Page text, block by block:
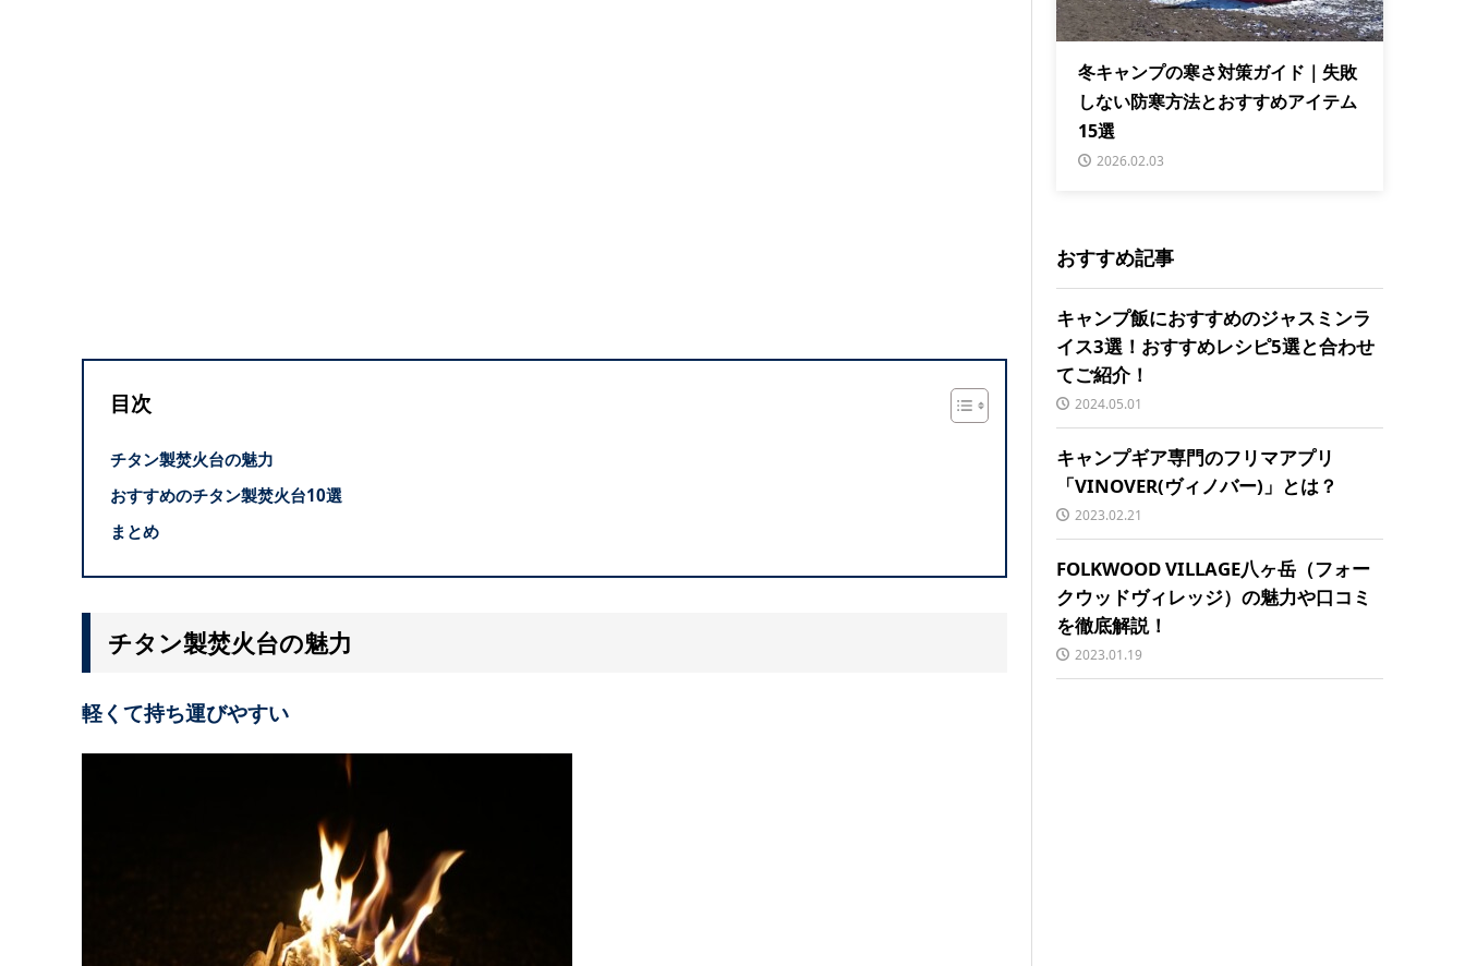
目次
チタン製焚火台の魅力
おすすめのチタン製焚火台10選
まとめ
チタン製焚火台の魅力
軽くて持ち運びやすい
冬キャンプの寒さ対策ガイド｜失敗
しない防寒方法とおすすめアイテム
15選
2026.02.03
おすすめ記事
キャンプ飯におすすめのジャスミンラ
イス3選！おすすめレシピ5選と合わせ
てご紹介！
2024.05.01
キャンプギア専門のフリマアプリ
「VINOVER(ヴィノバー)」とは？
2023.02.21
FOLKWOOD VILLAGE八ヶ岳（フォー
クウッドヴィレッジ）の魅力や口コミ
を徹底解説！
2023.01.19